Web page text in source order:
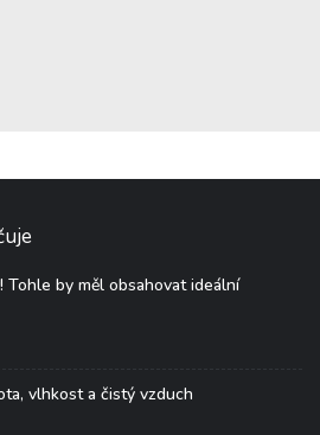
by měl obsahovat ideální
vlhkost a čistý vzduch